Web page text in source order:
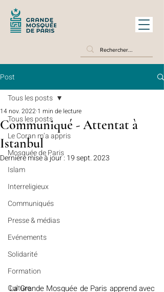
Post
Tous les posts
Le Coran m’a appris
Mosquée de Paris
Islam
Interreligieux
Communiqués
Presse & médias
Evénements
Solidarité
Formation
Culture
Tous les posts
Communiqué - Attentat à
Istanbul
14 nov. 2022 1 min de lecture
Dernière mise à jour : 19 sept. 2023
La Grande Mosquée de Paris apprend avec